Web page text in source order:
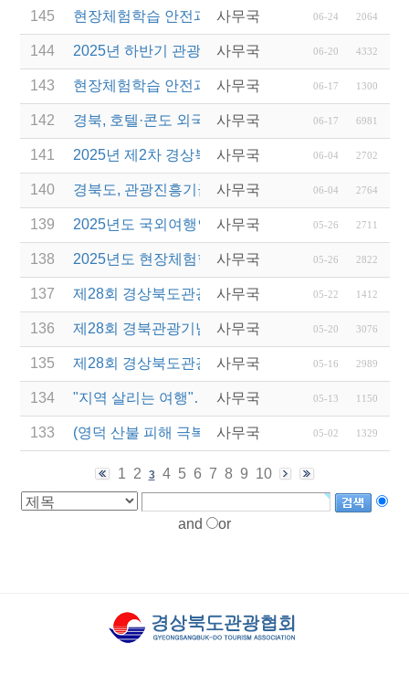
145 현장체험학습 안전과정(신규ㆍ재강습) 교육 실시 재
사무국 06-24 2064
144 2025년 하반기 관광진흥개발기금 융지지원 공고 안
사무국 06-20 4332
143 현장체험학습 안전과정(재강습) 교육 실시
사무국 06-17 1300
142 경북, 호텔·콘도 외국인력 합법 고용 허용…관광업
사무국 06-17 6981
141 2025년 제2차 경상북도 관광진흥기금 융자사업 공고
사무국 06-04 2702
140 경북도, 관광진흥기금 융자 2차 지원, 관광으로 산
사무국 06-04 2764
139 2025년도 국외여행인솔자(T/C) 소양교육(2차) 실
사무국 05-26 2711
138 2025년도 현장체험학습 안전과정(신규ㆍ재강습) 교
사무국 05-26 2822
137 제28회 경상북도관광기념품 공모전 낙선작 반출기
사무국 05-22 1412
136 제28회 경북관광기념품 공모전 수상작 발표
사무국 05-20 3076
135 제28회 경상북도관광기념품공모전 결과발표 연장
사무국 05-16 2989
134 "지역 살리는 여행"…관광공사, 산불피해지역 '여행
사무국 05-13 1150
133 (영덕 산불 피해 극복 행사) 여행으로 잇는 희망, 다
사무국 05-02 1329
1 2 3 4 5 6 7 8 9 10
and or